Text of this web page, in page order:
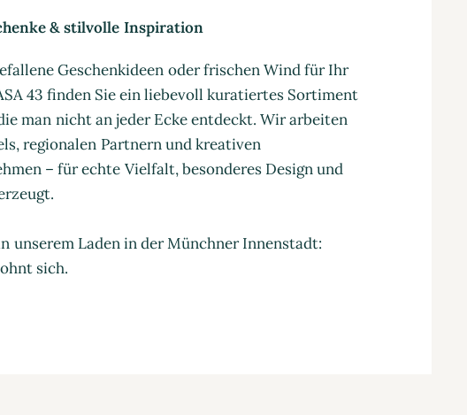
& stilvolle Inspiration
Geschenkideen oder frischen Wind für Ihr
43 finden Sie ein liebevoll kuratiertes Sortiment
man nicht an jeder Ecke entdeckt. Wir arbeiten
regionalen Partnern und kreativen
– für echte Vielfalt, besonderes Design und
unserem Laden in der Münchner Innenstadt:
sich.